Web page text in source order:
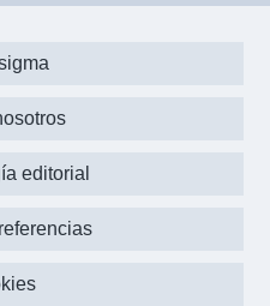
editorial